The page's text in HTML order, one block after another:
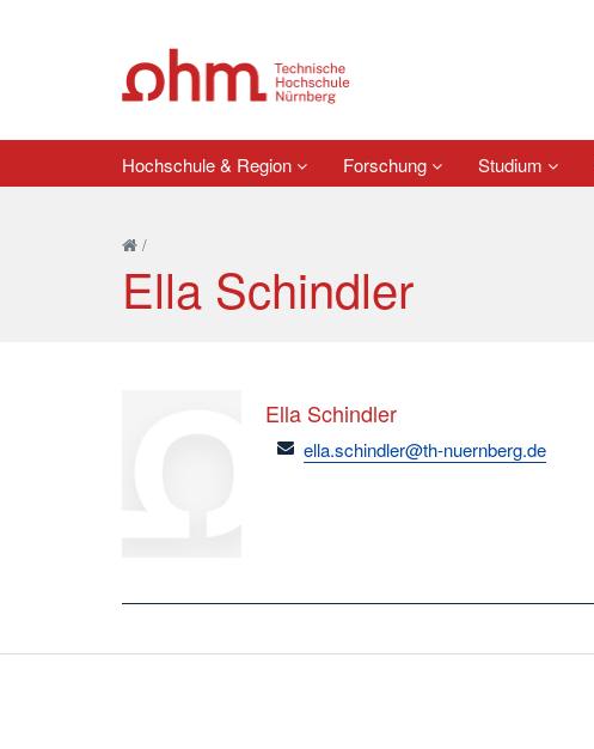
Hochschule & Region Forschung Studium
/
Ella Schindler
Ella Schindler
email
ella.schindler@th-nuernberg.de